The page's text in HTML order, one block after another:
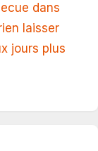
dans
laisser
jours plus